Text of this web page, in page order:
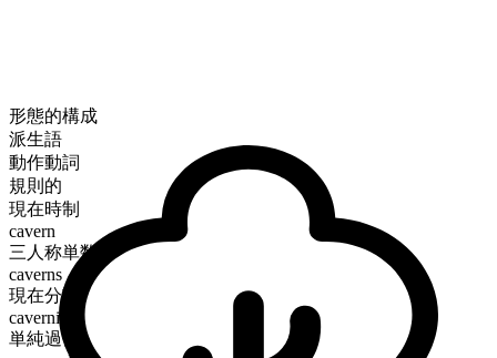
形態的構成
派生語
動作動詞
規則的
現在時制
cavern
三人称単数
caverns
現在分詞
caverning
単純過去